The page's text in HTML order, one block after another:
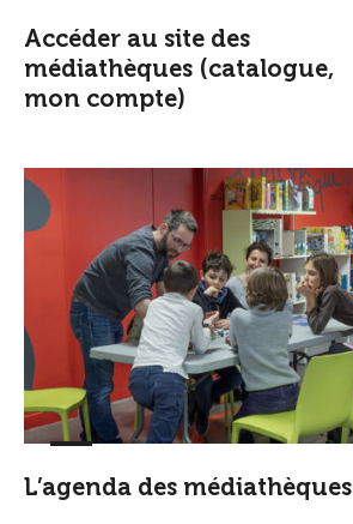
Accéder au site des
médiathèques (catalogue,
mon compte)
L’agenda des médiathèques